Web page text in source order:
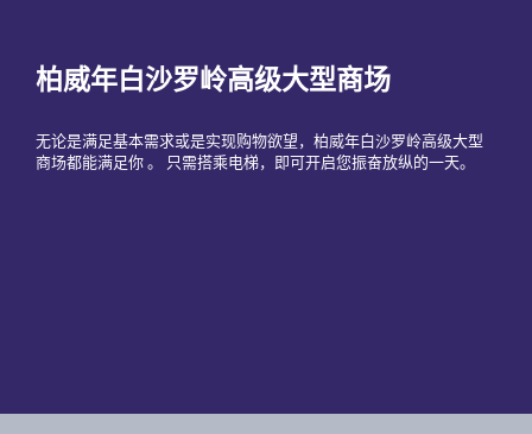
柏威年白沙罗岭高级大型商场
无论是满足基本需求或是实现购物欲望，柏威年白沙罗岭高级大型
商场都能满足你 。 只需搭乘电梯，即可开启您振奋放纵的一天。